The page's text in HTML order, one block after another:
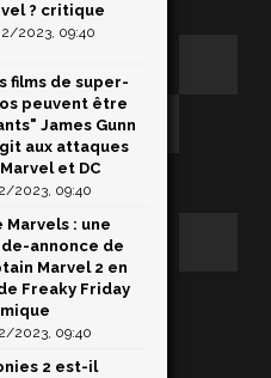
? critique
2023, 09:40
films de super-
peuvent être
James Gunn
aux attaques
et DC
2023, 09:40
Marvels : une
annonce de
Marvel 2 en
Freaky Friday
2023, 09:40
2 est-il